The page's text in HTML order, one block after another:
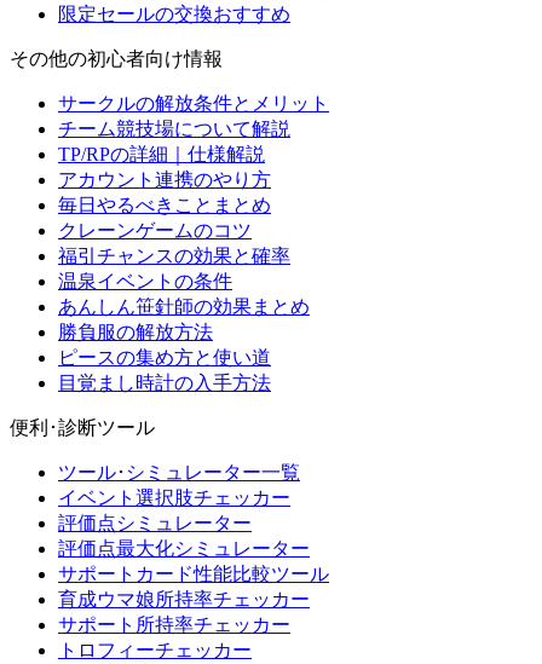
限定セールの交換おすすめ
その他の初心者向け情報
サークルの解放条件とメリット
チーム競技場について解説
TP/RPの詳細｜仕様解説
アカウント連携のやり方
毎日やるべきことまとめ
クレーンゲームのコツ
福引チャンスの効果と確率
温泉イベントの条件
あんしん笹針師の効果まとめ
勝負服の解放方法
ピースの集め方と使い道
目覚まし時計の入手方法
便利･診断ツール
ツール･シミュレーター一覧
イベント選択肢チェッカー
評価点シミュレーター
評価点最大化シミュレーター
サポートカード性能比較ツール
育成ウマ娘所持率チェッカー
サポート所持率チェッカー
トロフィーチェッカー